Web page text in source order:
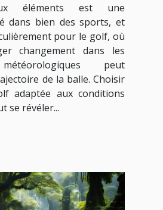
éléments est une
dans bien des sports, et
pour le golf, où
changement dans les
peut
de la balle. Choisir
adaptée aux conditions
se révéler...